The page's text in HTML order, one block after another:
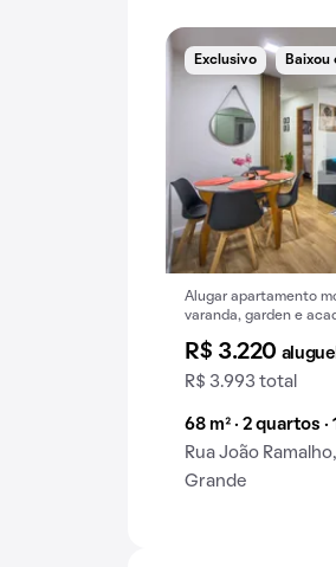
Exclusivo Baixou
Alugar apartamento
varanda, garden e
R$ 3.220 aluguel
R$ 3.993 total
68 m² · 2 quartos ·
Rua João
Grande